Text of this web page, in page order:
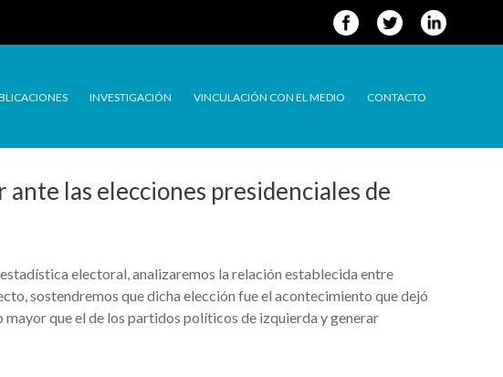
INVESTIGACIÓN VINCULACIÓN CON EL MEDIO CONTACTO
las elecciones presidenciales de
electoral, analizaremos la relación establecida entre
sostendremos que dicha elección fue el acontecimiento que dejó
que el de los partidos políticos de izquierda y generar